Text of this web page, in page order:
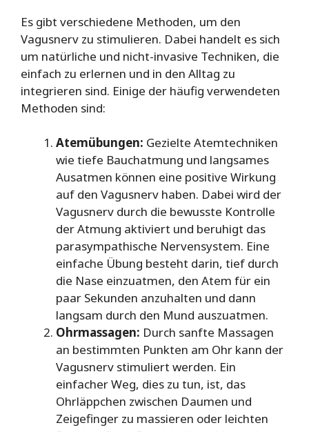
Es gibt verschiedene Methoden, um den
Vagusnerv zu stimulieren. Dabei handelt es sich
um natürliche und nicht-invasive Techniken, die
einfach zu erlernen und in den Alltag zu
integrieren sind. Einige der häufig verwendeten
Methoden sind:
Atemübungen: Gezielte Atemtechniken
wie tiefe Bauchatmung und langsames
Ausatmen können eine positive Wirkung
auf den Vagusnerv haben. Dabei wird der
Vagusnerv durch die bewusste Kontrolle
der Atmung aktiviert und beruhigt das
parasympathische Nervensystem. Eine
einfache Übung besteht darin, tief durch
die Nase einzuatmen, den Atem für ein
paar Sekunden anzuhalten und dann
langsam durch den Mund auszuatmen.
Ohrmassagen: Durch sanfte Massagen
an bestimmten Punkten am Ohr kann der
Vagusnerv stimuliert werden. Ein
einfacher Weg, dies zu tun, ist, das
Ohrläppchen zwischen Daumen und
Zeigefinger zu massieren oder leichten